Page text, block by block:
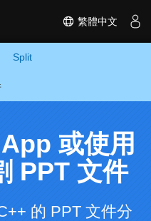
繁體中文
Split
或使用
PPT 文件
的 PPT 文件分